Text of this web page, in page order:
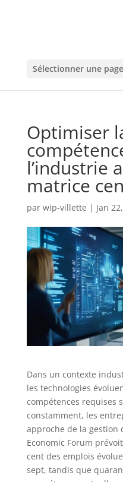
Sélectionner une page
Optimiser
l’industrie
matrice
par wip-villette | Jan
Dans un contexte
les technologies
compétences requises
constamment, les
approche de la gestion
Economic Forum
cent des emplois
sept, tandis que